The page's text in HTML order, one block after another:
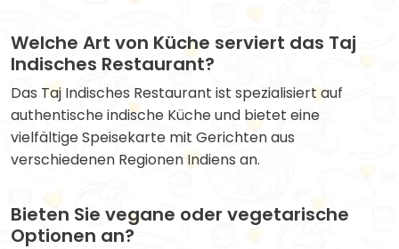
Welche Art von Küche serviert das Taj
Indisches Restaurant?
Das Taj Indisches Restaurant ist spezialisiert auf
authentische indische Küche und bietet eine
vielfältige Speisekarte mit Gerichten aus
verschiedenen Regionen Indiens an.
Bieten Sie vegane oder vegetarische
Optionen an?